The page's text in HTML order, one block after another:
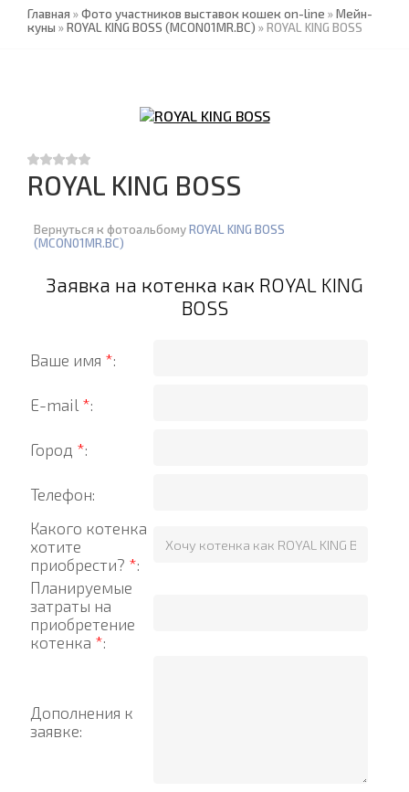
Главная »Фото участников выставок кошек on-line »Мейн-
куны »ROYAL KING BOSS (MCON01MR.BC) » ROYAL KING BOSS
ROYAL KING BOSS
Вернуться к фотоальбомуROYAL KING BOSS
(MCON01MR.BC)
Заявка на котенка как ROYAL KING
BOSS
Ваше имя *:
E-mail *:
Город *:
Телефон:
Какого котенка
хотите
приобрести? *:
Планируемые
затраты на
приобретение
котенка *:
Дополнения к
заявке: